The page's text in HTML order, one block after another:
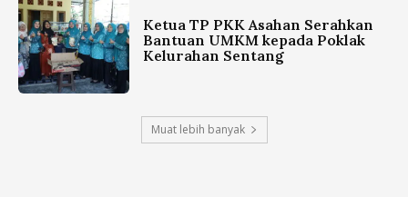
Ketua TP PKK Asahan Serahkan
Bantuan UMKM kepada Poklak
Kelurahan Sentang
Muat lebih banyak